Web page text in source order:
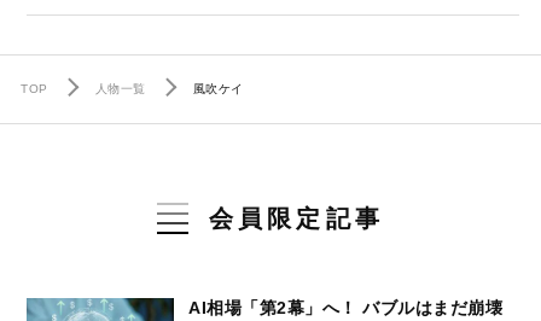
TOP 人物一覧 風吹ケイ
会員限定記事
AI相場「第2幕」へ！ バブルはまだ崩壊